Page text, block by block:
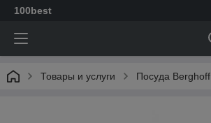
100best
Товары и услуги Посуда Berghoff